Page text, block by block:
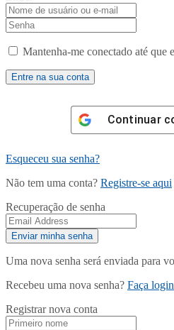
Mantenha-me conectado até que
Continuar
Esqueceu sua senha?
Não tem uma conta? Registre-se aqui
Recuperação de senha
Uma nova senha será enviada para
Recebeu uma nova senha? Faça
Registrar nova conta